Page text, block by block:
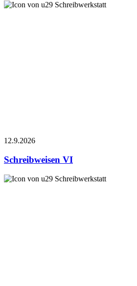
Schreibwerkstatt
12.9.2026
Schreibweisen VI
Schreibwerkstatt